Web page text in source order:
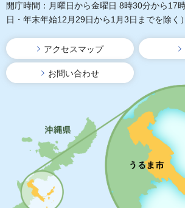
開庁時間：月曜日から金曜日 8時30分から17
日・年末年始12月29日から1月3日までを除く）
アクセスマップ
お問い合わせ